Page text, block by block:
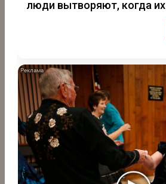
люди вытворяют, когда их